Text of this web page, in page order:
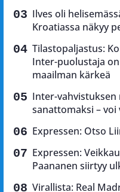
Ilves oli
Kroatiassa näkyy
Tilastopaljastus:
Inter-puolustaja
maailman kärkeä
Inter-
sanattomaksi –
Expressen: Otso
Expressen:
Paananen siirtyy
Virallista: Real